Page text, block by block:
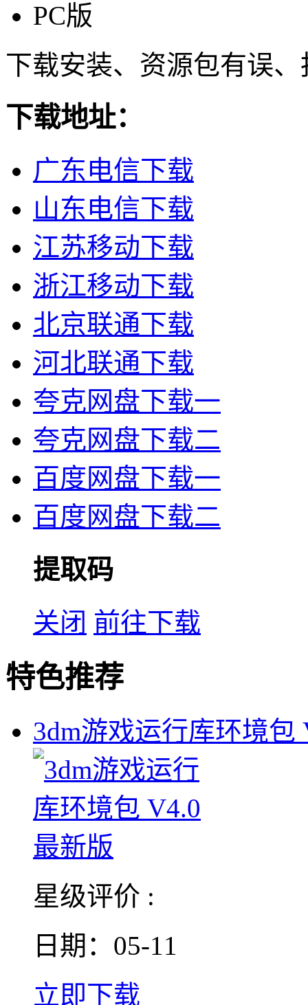
PC版
下载安装、资源包有误
下载地址：
广东电信下载
山东电信下载
江苏移动下载
浙江移动下载
北京联通下载
河北联通下载
夸克网盘下载一
夸克网盘下载二
百度网盘下载一
百度网盘下载二
提取码
关闭 前往下载
特色推荐
3dm游戏运行库环境包
星级评价 :
日期：05-11
立即下载